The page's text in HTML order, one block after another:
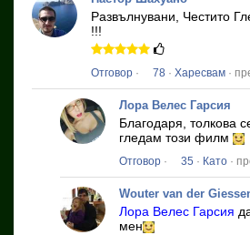
Развълнувани, Честито
!!!
Отговор · 78 · Харесвам ·
Лора Велес Гарсия
Благодаря, толкова
гледам този филм
Отговор · 35 · Като ·
Wouter van der
Лора Велес Гарсия
мен